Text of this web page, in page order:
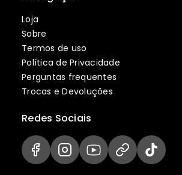
Loja
Sobre
Termos de uso
Política de Privacidade
Perguntas frequentes
Trocas e Devoluções
Redes Sociais